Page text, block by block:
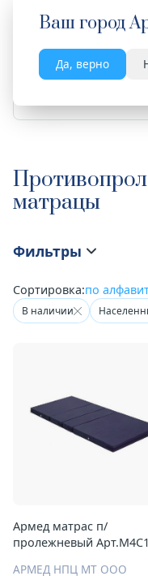
Ваш город
Да, верно
Весь сайт
матрацы
Фильтры
Сортировка:по
В наличии
Армед матрас п/
пролежневый Арт.М4С1
АРМЕД НПЦ МТ ООО